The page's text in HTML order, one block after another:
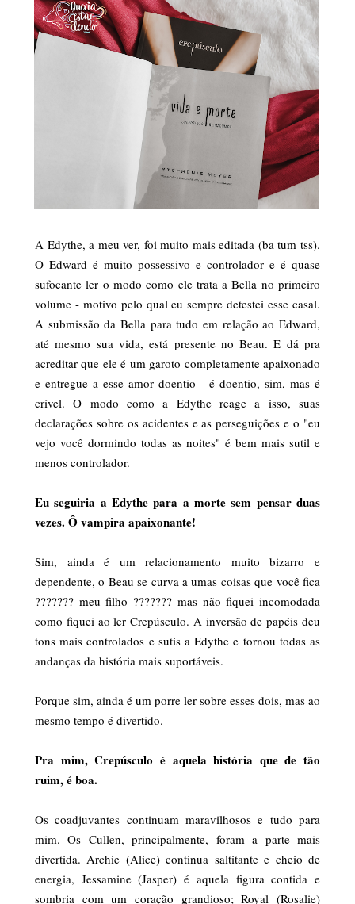
A Edythe, a meu ver, foi muito mais editada (ba tum tss).
O Edward é muito possessivo e controlador e é quase
sufocante ler o modo como ele trata a Bella no primeiro
volume - motivo pelo qual eu sempre detestei esse casal.
A submissão da Bella para tudo em relação ao Edward,
até mesmo sua vida, está presente no Beau. E dá pra
acreditar que ele é um garoto completamente apaixonado
e entregue a esse amor doentio - é doentio, sim, mas é
crível. O modo como a Edythe reage a isso, suas
declarações sobre os acidentes e as perseguições e o "eu
vejo você dormindo todas as noites" é bem mais sutil e
menos controlador.
Eu seguiria a Edythe para a morte sem pensar duas
vezes. Ô vampira apaixonante!
Sim, ainda é um relacionamento muito bizarro e
dependente, o Beau se curva a umas coisas que você fica
??????? meu filho ??????? mas não fiquei incomodada
como fiquei ao ler Crepúsculo. A inversão de papéis deu
tons mais controlados e sutis a Edythe e tornou todas as
andanças da história mais suportáveis.
Porque sim, ainda é um porre ler sobre esses dois, mas ao
mesmo tempo é divertido.
Pra mim, Crepúsculo é aquela história que de tão
ruim, é boa.
Os coadjuvantes continuam maravilhosos e tudo para
mim. Os Cullen, principalmente, foram a parte mais
divertida. Archie (Alice) continua saltitante e cheio de
energia, Jessamine (Jasper) é aquela figura contida e
sombria com um coração grandioso; Royal (Rosalie)